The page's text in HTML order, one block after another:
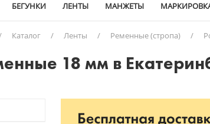
БЕГУНКИ ЛЕНТЫ МАНЖЕТЫ
Каталог / Ленты / Ременные (стропа) /
18 мм в